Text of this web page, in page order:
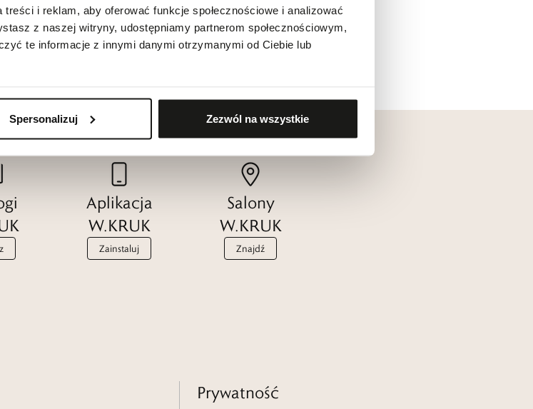
i reklam, aby oferować funkcje społecznościowe i analizować
z naszej witryny, udostępniamy partnerom społecznościowym,
te informacje z innymi danymi otrzymanymi od Ciebie lub
Spersonalizuj Zezwól na wszystkie
Aplikacja
W.KRUK
Zainstaluj
Salony
W.KRUK
Znajdź
Prywatność